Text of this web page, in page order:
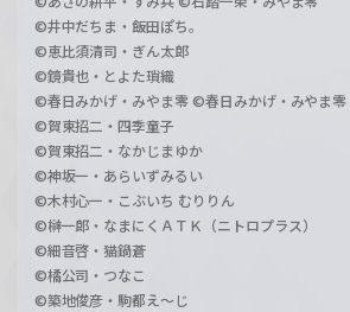
©井中だちま・飯田ぽち。
©恵比須清司・ぎん太郎
©鏡貴也・とよた瑣織
©春日みかげ・みやま零 ©春日みかげ・みやま零
©賀東招二・四季童子
©賀東招二・なかじまゆか
©神坂一・あらいずみるい
©木村心一・こぶいち むりりん
©榊一郎・なまにくＡＴＫ（ニトロプラス）
©細音啓・猫鍋蒼
©橘公司・つなこ
©築地俊彦・駒都え～じ